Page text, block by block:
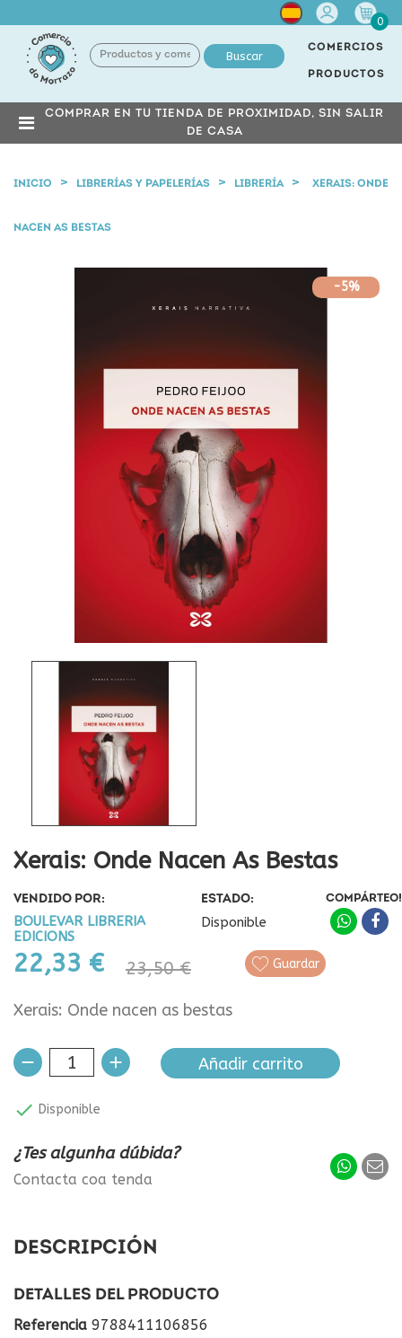
Cuenta
0
Buscar
COMERCIOS
PRODUCTOS
COMPRAR EN TU TIENDA DE PROXIMIDAD, SIN SALIR
DE CASA
INICIO LIBRERÍAS Y PAPELERÍAS LIBRERÍA XERAIS: ONDE
NACEN AS BESTAS
-5%
Xerais: Onde Nacen As Bestas
VENDIDO POR:
BOULEVAR LIBRERIA
EDICIONS
ESTADO:
Disponible
22,33 € 23,50 €
COMPÁRTEO!
Guardar
Xerais: Onde nacen as bestas
Añadir carrito
 Disponible
¿Tes algunha dúbida?
Contacta coa tenda
DESCRIPCIÓN
DETALLES DEL PRODUCTO
Referencia 9788411106856